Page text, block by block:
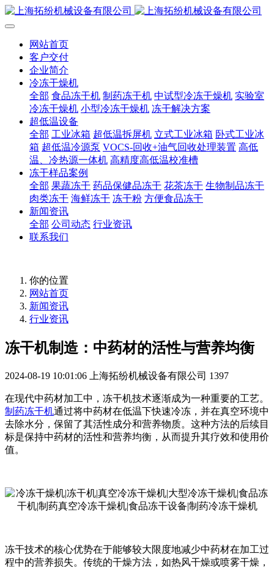
网站首页
客户交付
企业简介
冷冻干燥机
全部 食品冻干机 制药冻干机 中试型冷冻干燥机 实验室
冷冻干燥机 小型冷冻干燥机 冻干解决方案
超低温设备
全部 工业冰箱 超低温拆屏机 立式工业冰箱 卧式工业冰
箱 超低温冷源泵 VOCS-回收+油气回收处理装置 高低
温、冷热源一体机 高精度高低温校准槽
冻干样品案例
全部 果蔬冻干 药品保健品冻干 花茶冻干 生物制品冻干
肉类冻干 海鲜冻干 冻干粉 方便食品冻干
新闻资讯
全部 公司动态 行业资讯
联系我们
你的位置
网站首页
新闻资讯
行业资讯
冻干机制造：中药材的活性与营养均衡
2024-08-19 10:01:06 上海拓纷机械设备有限公司 1397
在现代中药材加工中，冻干机技术逐渐成为一种重要的工艺。
制药冻干机通过将中药材在低温下快速冷冻，并在真空环境中
去除水分，保留了其活性成分和营养物质。这种方法的后续目
标是保持中药材的活性和营养均衡，从而提升其疗效和使用价
值。
冻干技术的核心优势在于能够较大限度地减少中药材在加工过
程中的营养损失。传统的干燥方法，如热风干燥或喷雾干燥，